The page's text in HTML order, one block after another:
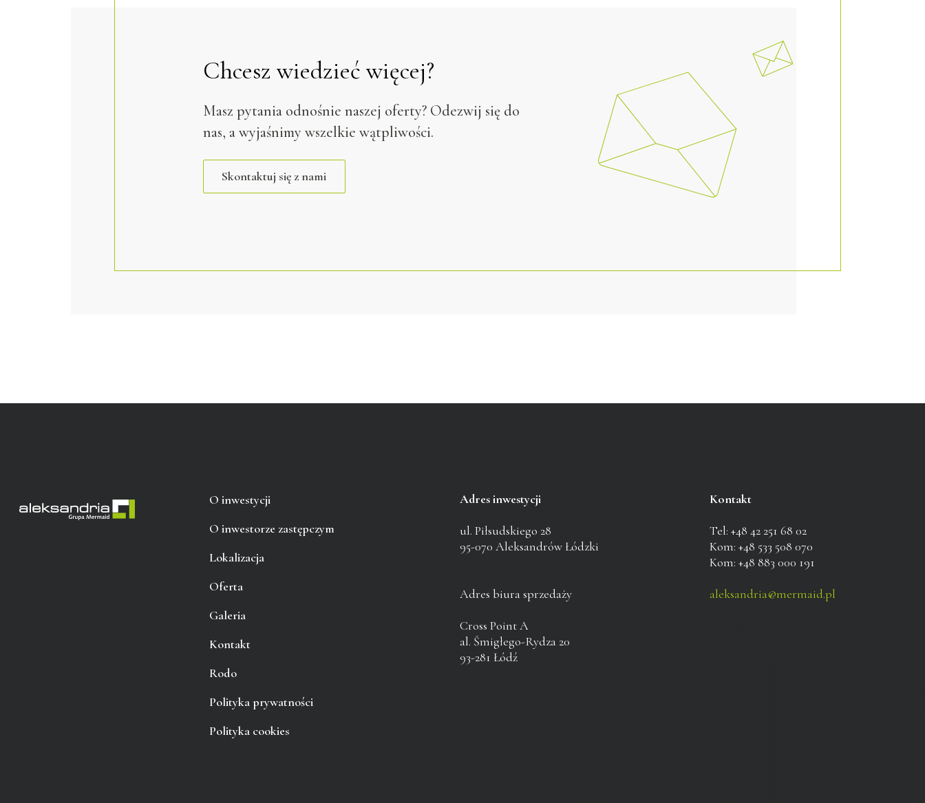
Chcesz wiedzieć więcej?
Masz pytania odnośnie naszej oferty? Odezwij się do
nas, a wyjaśnimy wszelkie wątpliwości.
Skontaktuj się z nami
O inwestycji
O inwestorze zastępczym
Lokalizacja
Oferta
Galeria
Kontakt
Rodo
Polityka prywatności
Polityka cookies
Adres inwestycji
ul. Piłsudskiego 28
95-070 Aleksandrów Łódzki
Adres biura sprzedaży
Cross Point A
al. Śmigłego-Rydza 20
93-281 Łódź
Kontakt
Tel: +48 42 251 68 02
Kom: +48 533 508 070
Kom: +48 883 000 191
aleksandria@mermaid.pl